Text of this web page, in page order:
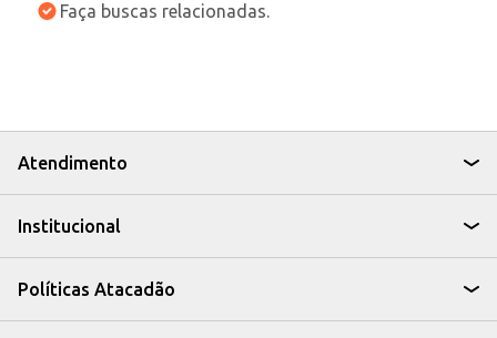
Faça buscas relacionadas.
Atendimento
Institucional
Políticas Atacadão